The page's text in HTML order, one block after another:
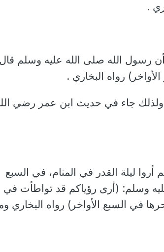
.
رسول الله صلى الله عليه وسلم
رواه البخاري .
ولذلك جاء في حديث ابن عمر رضي
ليلة القدر في المنام، في السبع
وسلم: (أرى رؤياكم قد تواطأت في
في السبع الأواخر) رواه البخاري